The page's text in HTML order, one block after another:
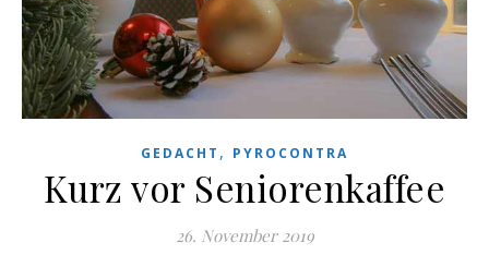
GEDACHT , PYROCONTRA
Kurz vor Seniorenkaffee
26. November 2019